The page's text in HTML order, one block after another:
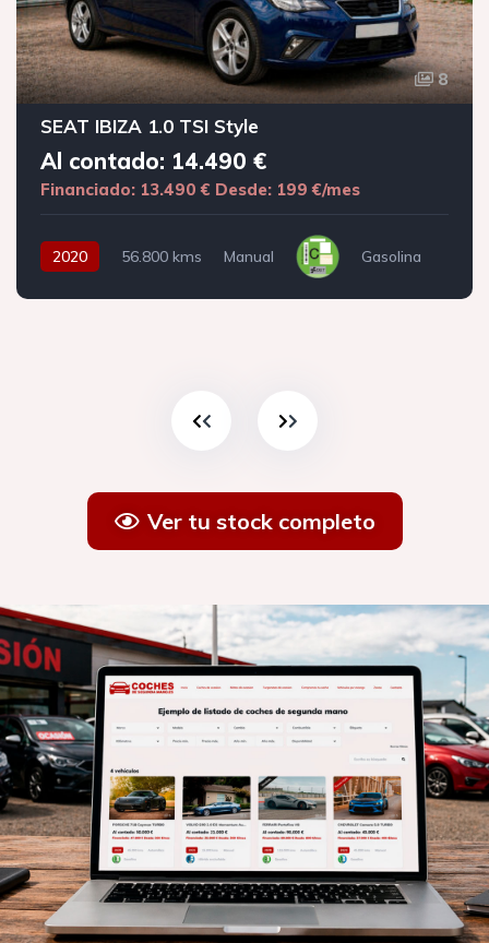
8
SEAT IBIZA 1.0 TSI Style
Al contado: 14.490 €
Financiado: 13.490 € Desde: 199 €/mes
2020 56.800 kms Manual Gasolina
Ver tu stock completo